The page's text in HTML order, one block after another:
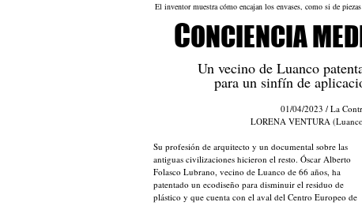
El inventor muestra cómo encajan los envases, como si de
CONCIENCIA
Un vecino de Luanco
para un sinfín de
01/04/2023 / La
LORENA VENTURA
Su profesión de arquitecto y un documental sobre las
antiguas civilizaciones hicieron el resto. Óscar Alberto
Folasco Lubrano, vecino de Luanco de 66 años, ha
patentado un ecodiseño para disminuir el residuo de
plástico y que cuenta con el aval del Centro Europeo de